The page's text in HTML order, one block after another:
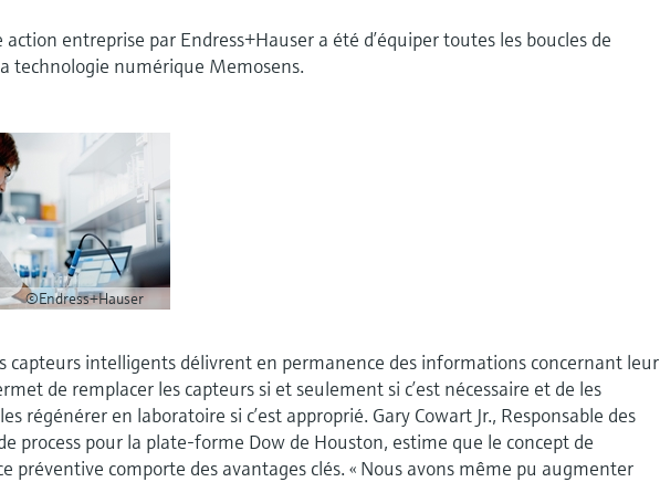
entreprise par Endress+Hauser a été d’équiper toutes les boucles de
technologie numérique Memosens.
©Endress+Hauser
capteurs intelligents délivrent en permanence des informations concernant leur
de remplacer les capteurs si et seulement si c’est nécessaire et de les
régénérer en laboratoire si c’est approprié. Gary Cowart Jr., Responsable des
process pour la plate-forme Dow de Houston, estime que le concept de
préventive comporte des avantages clés. « Nous avons même pu augmenter